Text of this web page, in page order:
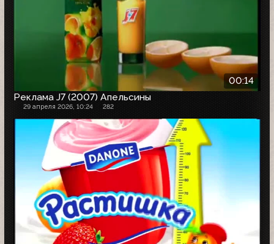
00:14
Реклама J7 (2007) Апельсины
29 апреля 2026, 10:24 282